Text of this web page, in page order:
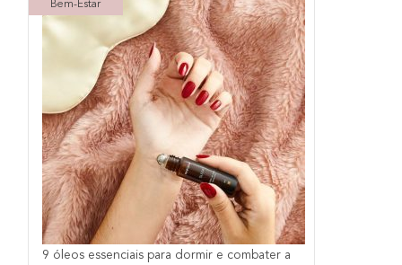
Bem-Estar
9 óleos essenciais para dormir e combater a